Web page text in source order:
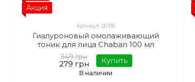
Акция
Артикул: 00316
Гиалуроновый омолаживающий
тоник для лица Chaban 100 мл
349 грн
279 грн Купить
В наличии